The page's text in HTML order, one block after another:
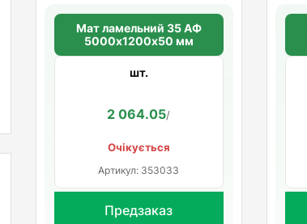
Мат ламельний 35 АФ
5000х1200х50 мм
шт.
2 064.05/
Очікується
Артикул: 353033
Предзаказ